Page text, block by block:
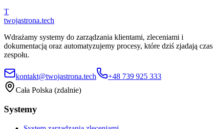
T
twojastrona.tech
Wdrażamy systemy do zarządzania klientami, zleceniami i
dokumentacją oraz automatyzujemy procesy, które dziś zjadają czas
zespołu.
kontakt@twojastrona.tech
+48 739 925 333
Cała Polska (zdalnie)
Systemy